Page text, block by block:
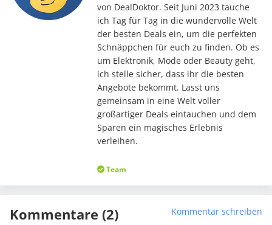
von DealDoktor. Seit Juni 2023 tauche
ich Tag für Tag in die wundervolle Welt
der besten Deals ein, um die perfekten
Schnäppchen für euch zu finden. Ob es
um Elektronik, Mode oder Beauty geht,
ich stelle sicher, dass ihr die besten
Angebote bekommt. Lasst uns
gemeinsam in eine Welt voller
großartiger Deals eintauchen und dem
Sparen ein magisches Erlebnis
verleihen.
Team
Kommentare (2) Kommentar schreiben